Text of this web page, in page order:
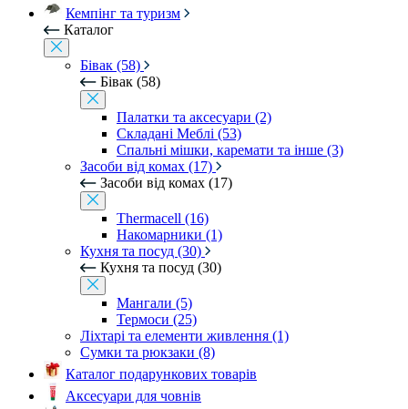
Кемпінг та туризм
Каталог
Бівак (58)
Бівак (58)
Палатки та аксесуари (2)
Складані Меблі (53)
Спальні мішки, каремати та інше (3)
Засоби від комах (17)
Засоби від комах (17)
Thermacell (16)
Накомарники (1)
Кухня та посуд (30)
Кухня та посуд (30)
Мангали (5)
Термоси (25)
Ліхтарі та елементи живлення (1)
Сумки та рюкзаки (8)
Каталог подарункових товарів
Аксесуари для човнів